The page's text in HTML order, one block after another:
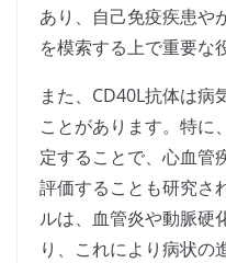
あり、自己免疫疾患や
を模索する上で重要な
また、CD40L抗体は病
ことがあります。特に
定することで、心血管
評価することも研究さ
ルは、血管炎や動脈硬
り、これにより病状の